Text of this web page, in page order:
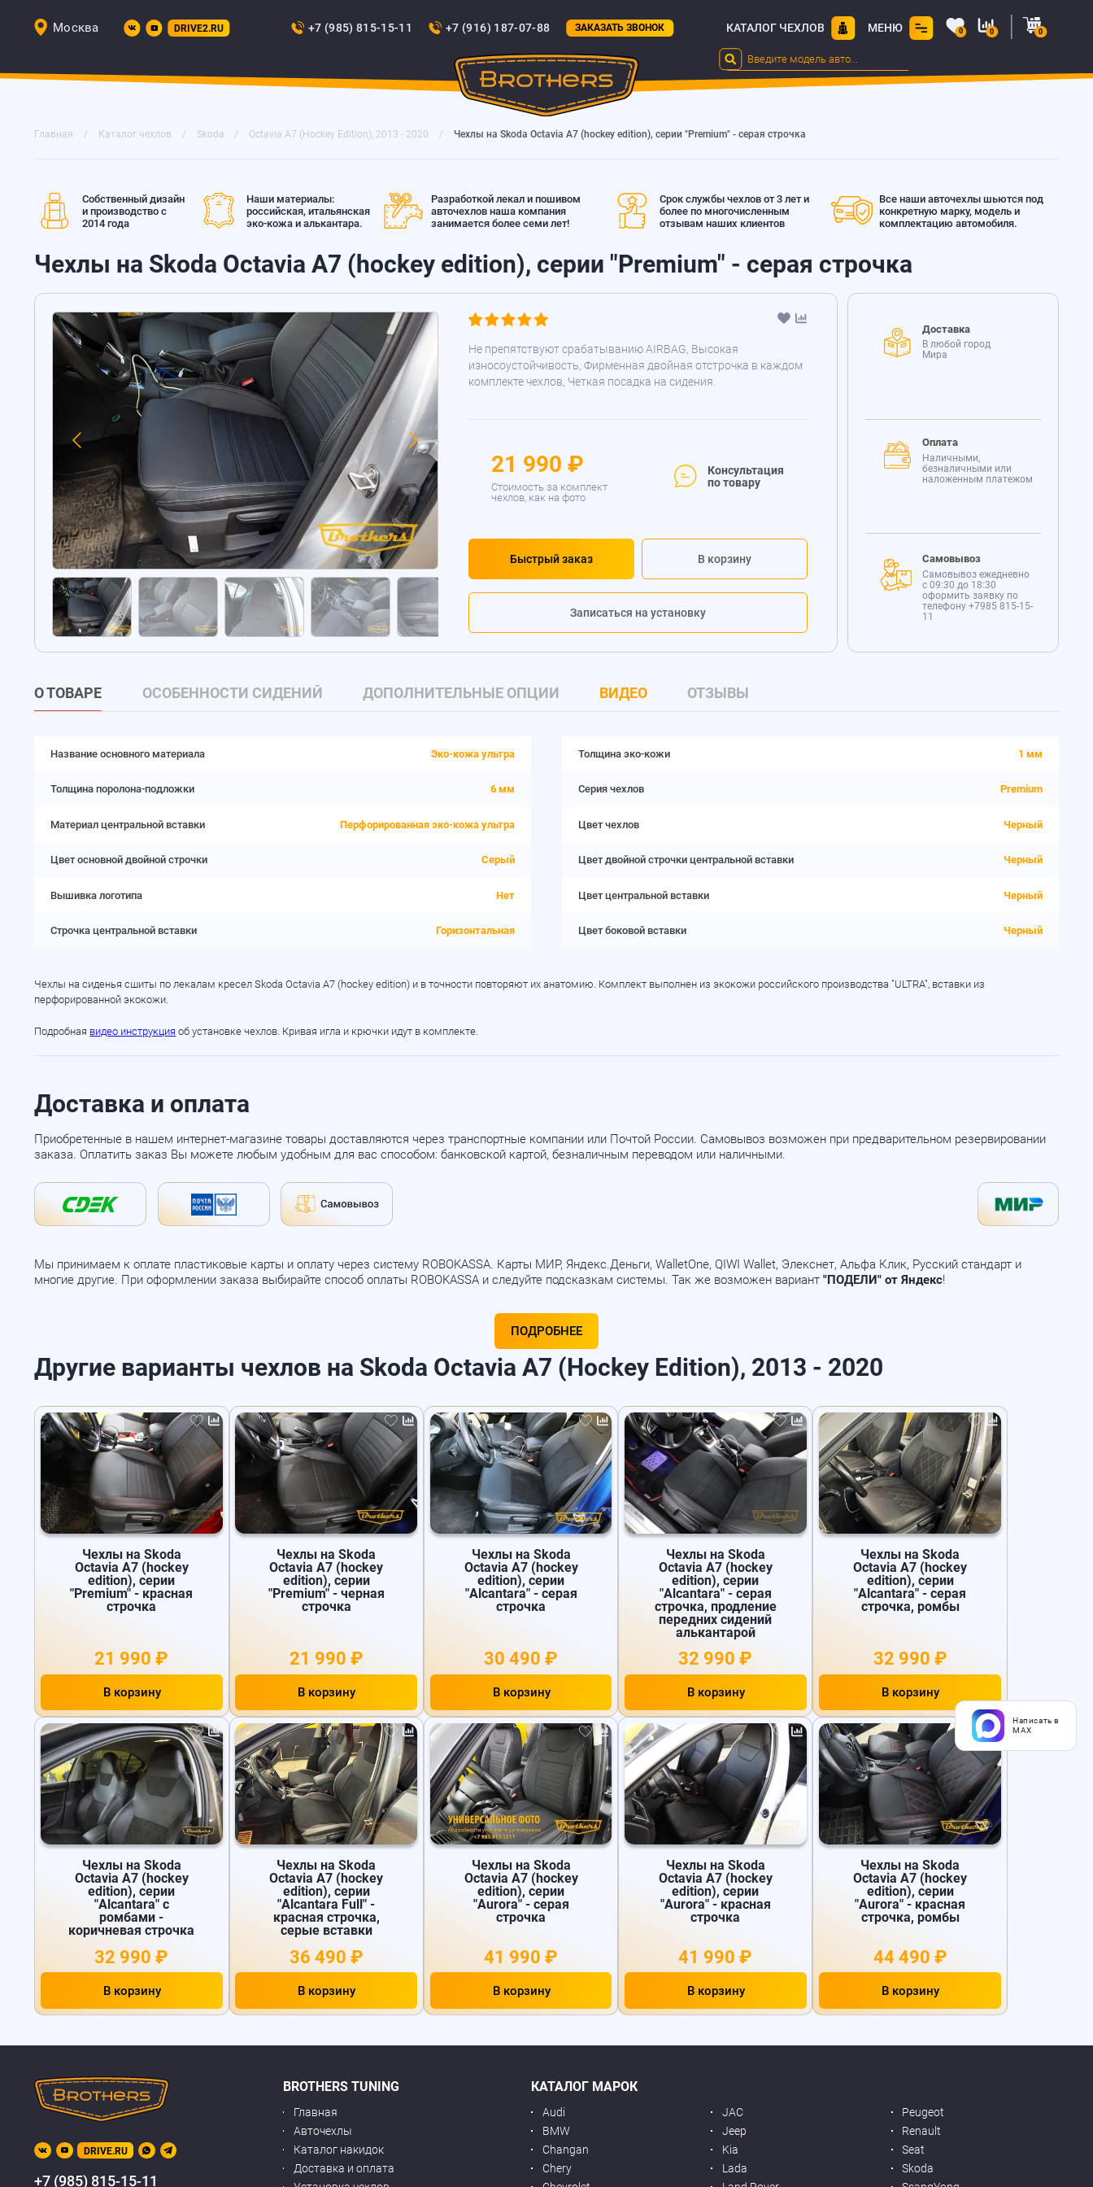
Москва DRIVE2.RU +7 (985) 815-15-11 +7 (916) 187-07-88 ЗАКАЗАТЬ ЗВОНОК КАТАЛОГ ЧЕХЛОВ МЕНЮ 0 0 0
Главная Каталог чехлов Skoda Octavia A7 (Hockey Edition), 2013 - 2020 Чехлы на Skoda Octavia A7 (hockey edition), серии "Premium" - серая строчка
Собственный дизайн
и производство с
2014 года
Наши материалы:
российская, итальянская
эко-кожа и алькантара.
Разработкой лекал и пошивом
авточехлов наша компания
занимается более семи лет!
Срок службы чехлов от 3 лет и
более по многочисленным
отзывам наших клиентов
Все наши авточехлы шьются под
конкретную марку, модель и
комплектацию автомобиля.
Чехлы на Skoda Octavia A7 (hockey edition), серии "Premium" - серая строчка
Не препятствуют срабатыванию AIRBAG, Высокая
износоустойчивость, Фирменная двойная отстрочка в каждом
комплекте чехлов, Четкая посадка на сидения.
21 990 ₽
Стоимость за комплект
чехлов, как на фото
Консультация
по товару
Быстрый заказ В корзину
Записаться на установку
Доставка
В любой город
Мира
Оплата
Наличными,
безналичными или
наложенным платежом
Самовывоз
Самовывоз ежедневно
с 09:30 до 18:30
оформить заявку по
телефону +7985 815-15-
11
О ТОВАРЕ ОСОБЕННОСТИ СИДЕНИЙ ДОПОЛНИТЕЛЬНЫЕ ОПЦИИ ВИДЕО ОТЗЫВЫ
Название основного материала Эко-кожа ультра Толщина эко-кожи 1 мм
Толщина поролона-подложки 6 мм Серия чехлов Premium
Материал центральной вставки Перфорированная эко-кожа ультра Цвет чехлов Черный
Цвет основной двойной строчки Серый Цвет двойной строчки центральной вставки Черный
Вышивка логотипа Нет Цвет центральной вставки Черный
Строчка центральной вставки Горизонтальная Цвет боковой вставки Черный
Чехлы на сиденья сшиты по лекалам кресел Skoda Octavia A7 (hockey edition) и в точности повторяют их анатомию. Комплект выполнен из экокожи российского производства "ULTRA", вставки из
перфорированной экокожи.
Подробная видео инструкция об установке чехлов. Кривая игла и крючки идут в комплекте.
Доставка и оплата
Приобретенные в нашем интернет-магазине товары доставляются через транспортные компании или Почтой России. Самовывоз возможен при предварительном резервировании
заказа. Оплатить заказ Вы можете любым удобным для вас способом: банковской картой, безналичным переводом или наличными.
Мы принимаем к оплате пластиковые карты и оплату через систему ROBOKASSA. Карты МИР, Яндекс.Деньги, WalletOne, QIWI Wallet, Элекснет, Альфа Клик, Русский стандарт и
многие другие. При оформлении заказа выбирайте способ оплаты ROBOKASSA и следуйте подсказкам системы. Так же возможен вариант"ПОДЕЛИ" от Яндекс!
ПОДРОБНЕЕ
Другие варианты чехлов на Skoda Octavia A7 (Hockey Edition), 2013 - 2020
Чехлы на Skoda
Octavia A7 (hockey
edition), серии
"Premium" - красная
строчка
21 990 ₽
В корзину
Чехлы на Skoda
Octavia A7 (hockey
edition), серии
"Premium" - черная
строчка
21 990 ₽
В корзину
Чехлы на Skoda
Octavia A7 (hockey
edition), серии
"Alcantara" - серая
строчка
30 490 ₽
В корзину
Чехлы на Skoda
Octavia A7 (hockey
edition), серии
"Alcantara" - серая
строчка, продление
передних сидений
алькантарой
32 990 ₽
В корзину
Чехлы на Skoda
Octavia A7 (hockey
edition), серии
"Alcantara" - серая
строчка, ромбы
32 990 ₽
В корзину
Чехлы на Skoda
Octavia A7 (hockey
edition), серии
"Alcantara" с
ромбами -
коричневая строчка
32 990 ₽
В корзину
Чехлы на Skoda
Octavia A7 (hockey
edition), серии
"Alcantara Full" -
красная строчка,
серые вставки
36 490 ₽
В корзину
Чехлы на Skoda
Octavia A7 (hockey
edition), серии
"Aurora" - серая
строчка
41 990 ₽
В корзину
Чехлы на Skoda
Octavia A7 (hockey
edition), серии
"Aurora" - красная
строчка
41 990 ₽
В корзину
Чехлы на Skoda
Octavia A7 (hockey
edition), серии
"Aurora" - красная
строчка, ромбы
44 490 ₽
В корзину
DRIVE.RU
+7 (985) 815-15-11
BROTHERS TUNING
Главная
Авточехлы
Каталог накидок
Доставка и оплата
КАТАЛОГ МАРОК
Audi
BMW
Changan
Chery
JAC
Jeep
Kia
Lada
Peugeot
Renault
Seat
Skoda
Написать в
MAX